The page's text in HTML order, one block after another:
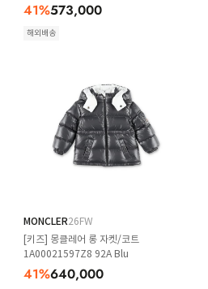
41%573,000
해외배송
MONCLER26FW
[키즈] 몽클레어 롱 자켓/코트
1A00021597Z8 92A Blu
41%640,000